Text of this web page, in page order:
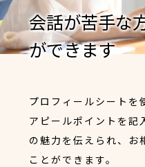
会話が苦手な
ができます
プロフィールシートを
アピールポイントを記
の魅力を伝えられ、お
ことができます。